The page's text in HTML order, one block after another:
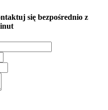
się bezpośrednio z